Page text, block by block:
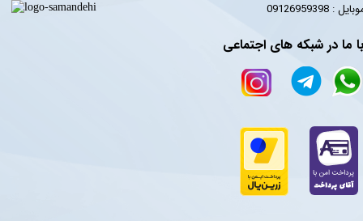
: 09126959398
ما در شبکه های اجتماعی